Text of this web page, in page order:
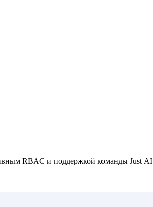
RBAC и поддержкой команды Just AI